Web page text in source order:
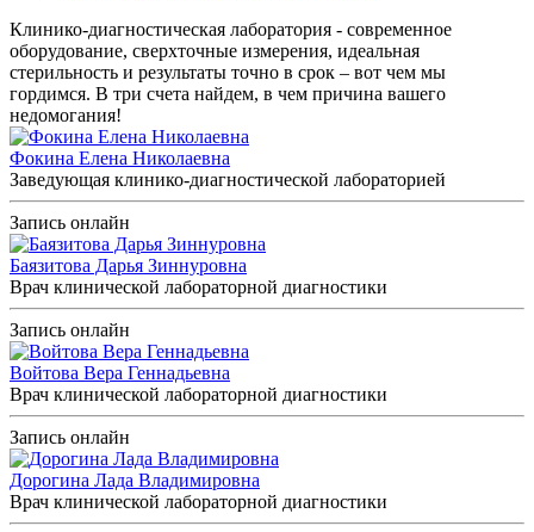
Клинико-диагностическая лаборатория - современное
оборудование, сверхточные измерения, идеальная
стерильность и результаты точно в срок – вот чем мы
гордимся. В три счета найдем, в чем причина вашего
недомогания!
Фокина Елена Николаевна
Заведующая клинико-диагностической лабораторией
Запись онлайн
Баязитова Дарья Зиннуровна
Врач клинической лабораторной диагностики
Запись онлайн
Войтова Вера Геннадьевна
Врач клинической лабораторной диагностики
Запись онлайн
Дорогина Лада Владимировна
Врач клинической лабораторной диагностики